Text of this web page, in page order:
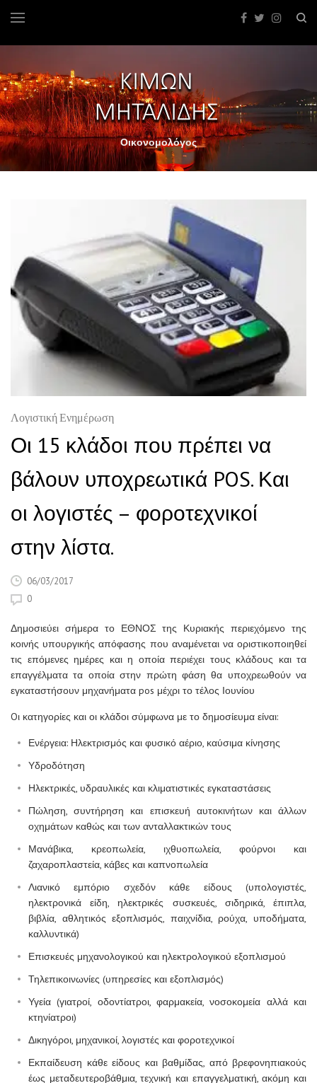
Οικονομολόγος
Λογιστική Ενημέρωση
Οι 15 κλάδοι που πρέπει να
βάλουν υποχρεωτικά POS. Και
οι λογιστές – φοροτεχνικοί
στην λίστα.
06/03/2017
0
Δημοσιεύει σήμερα το ΕΘΝΟΣ της Κυριακής περιεχόμενο της
κοινής υπουργικής απόφασης που αναμένεται να οριστικοποιηθεί
τις επόμενες ημέρες και η οποία περιέχει τους κλάδους και τα
επαγγέλματα τα οποία στην πρώτη φάση θα υποχρεωθούν να
εγκαταστήσουν μηχανήματα pos μέχρι το τέλος Ιουνίου
Oι κατηγορίες και οι κλάδοι σύμφωνα με το δημοσίευμα είναι:
Ενέργεια: Ηλεκτρισμός και φυσικό αέριο, καύσιμα κίνησης
Υδροδότηση
Ηλεκτρικές, υδραυλικές και κλιματιστικές εγκαταστάσεις
Πώληση, συντήρηση και επισκευή αυτοκινήτων και άλλων
οχημάτων καθώς και των ανταλλακτικών τους
Μανάβικα, κρεοπωλεία, ιχθυοπωλεία, φούρνοι και
ζαχαροπλαστεία, κάβες και καπνοπωλεία
Λιανικό εμπόριο σχεδόν κάθε είδους (υπολογιστές,
ηλεκτρονικά είδη, ηλεκτρικές συσκευές, σιδηρικά, έπιπλα,
βιβλία, αθλητικός εξοπλισμός, παιχνίδια, ρούχα, υποδήματα,
καλλυντικά)
Επισκευές μηχανολογικού και ηλεκτρολογικού εξοπλισμού
Τηλεπικοινωνίες (υπηρεσίες και εξοπλισμός)
Υγεία (γιατροί, οδοντίατροι, φαρμακεία, νοσοκομεία αλλά και
κτηνίατροι)
Δικηγόροι, μηχανικοί, λογιστές και φοροτεχνικοί
Εκπαίδευση κάθε είδους και βαθμίδας, από βρεφονηπιακούς
έως μεταδευτεροβάθμια, τεχνική και επαγγελματική, ακόμη και